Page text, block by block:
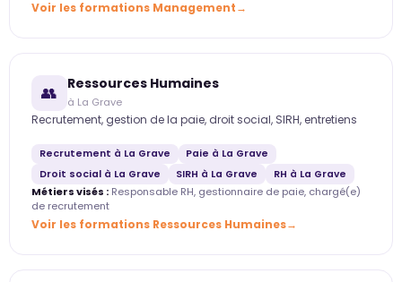
Voir les formations Management
👥 Ressources Humaines
à La Grave
Recrutement, gestion de la paie, droit social, SIRH, entretiens
Recrutement à La Grave
Paie à La Grave
Droit social à La Grave
SIRH à La Grave RH à La Grave
Métiers visés : Responsable RH, gestionnaire de paie, chargé(e)
de recrutement
Voir les formations Ressources Humaines